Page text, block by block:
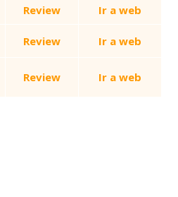
Review Ir a web
Review Ir a web
Review Ir a web